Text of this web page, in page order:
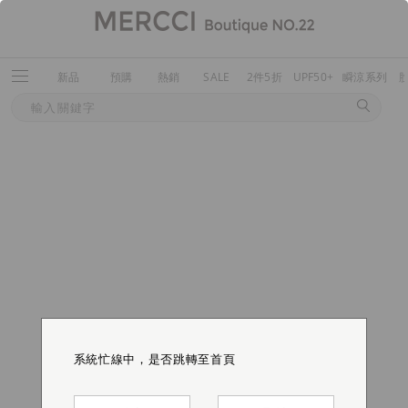
新品 預購 熱銷 SALE 2件5折 UPF50+ 瞬涼系列
系統忙線中，是否跳轉至首頁
系統忙線中，是否跳轉至首頁
系統忙線中，是否跳轉至首頁
系統忙線中，是否跳轉至首頁
系統忙線中，是否跳轉至首頁